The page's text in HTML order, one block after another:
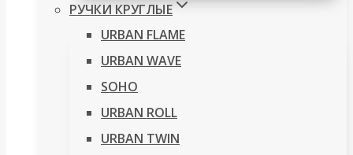
РУЧКИ КРУГЛЫЕ
URBAN FLAME
URBAN WAVE
SOHO
URBAN ROLL
URBAN TWIN